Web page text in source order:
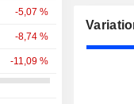
-5,07 %
-8,74 %
-11,09 %